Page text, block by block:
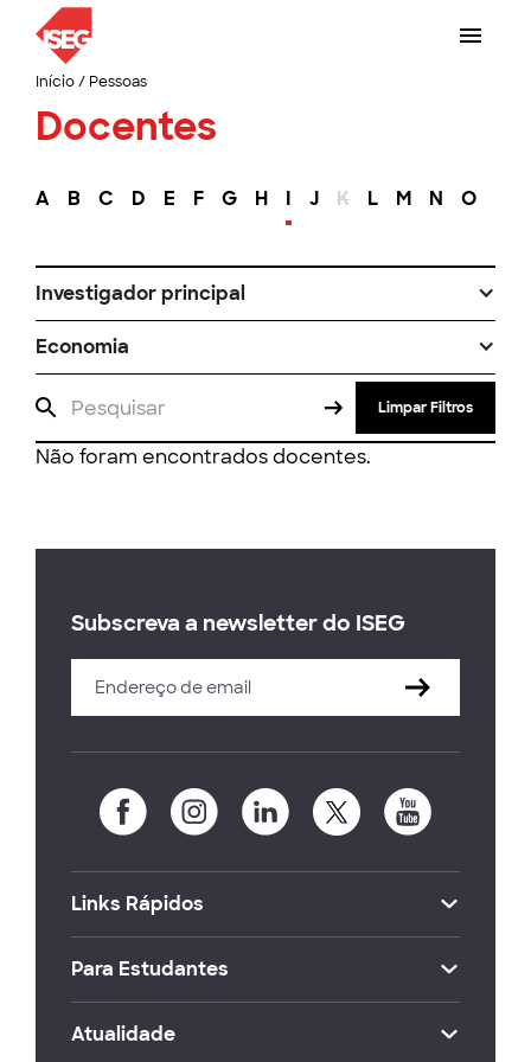
Início/ Pessoas
Docentes
A B C D E F G H I J K L M N O
Investigador principal
Economia
Limpar Filtros
Não foram encontrados docentes.
Subscreva a newsletter do ISEG
Links Rápidos
Para Estudantes
Atualidade